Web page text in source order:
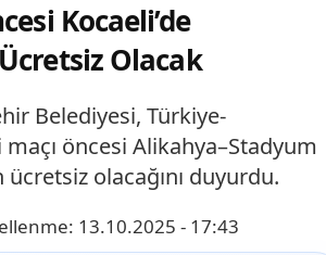
Kocaeli’de
Olacak
Belediyesi, Türkiye-
öncesi Alikahya–Stadyum
ücretsiz olacağını duyurdu.
13.10.2025 - 17:43